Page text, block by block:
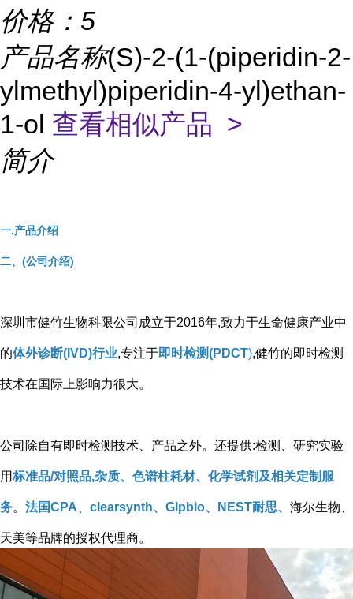
价格： 5
产品名称(S)-2-(1-(piperidin-2-
ylmethyl)piperidin-4-yl)ethan-
1-ol 查看相似产品 >
简介
一.产品介绍
二、(公司介绍)
深圳市健竹生物科限公司成立于2016年,致力于生命健康产业中
的体外诊断(IVD)行业,专注于即时检测(PDCT),健竹的即时检测
技术在国际上影响力很大。
公司除自有即时检测技术、产品之外。还提供:检测、研究实验
用标准品/对照品,杂质、色谱柱耗材、化学试剂及相关定制服
务。 法国CPA clearsynth、Glpbio、NEST耐思、 海尔生物、
天美等品牌的授权代理商。